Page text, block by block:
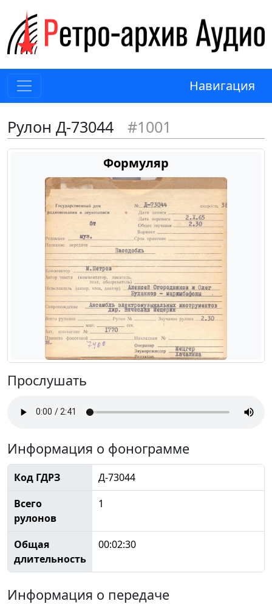
Навигация
Рулон Д-73044 #1001
Формуляр
Прослушать
Информация о фонограмме
Код ГДРЗ
Д-73044
Всего
рулонов
1
Общая
длительность
00:02:30
Информация о передаче